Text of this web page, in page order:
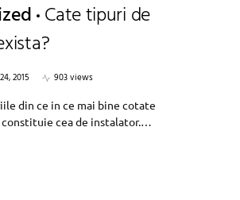
Cate tipuri de
2015
903 views
din ce in ce mai bine cotate
constituie cea de instalator.…